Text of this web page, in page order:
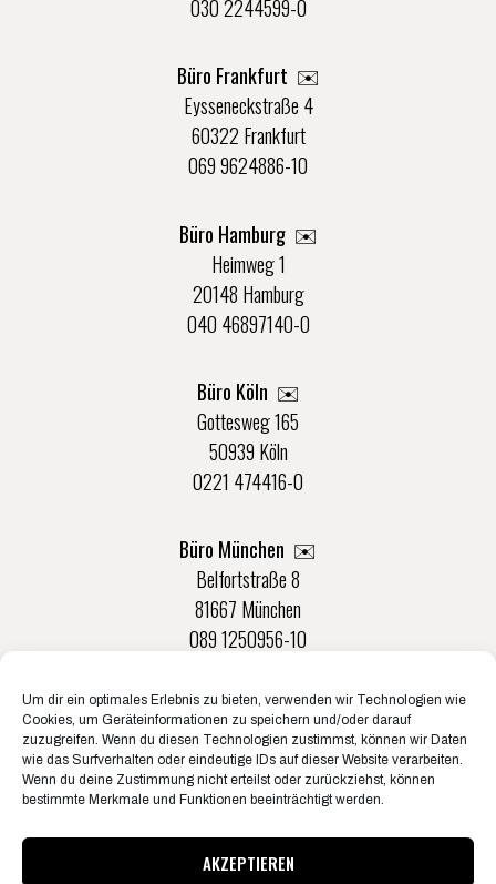
Um dir ein optimales Erlebnis zu bieten, verwenden wir Technologien wie
Cookies, um Geräteinformationen zu speichern und/oder darauf
zuzugreifen. Wenn du diesen Technologien zustimmst, können wir Daten
wie das Surfverhalten oder eindeutige IDs auf dieser Website verarbeiten.
Wenn du deine Zustimmung nicht erteilst oder zurückziehst, können
bestimmte Merkmale und Funktionen beeinträchtigt werden.
AKZEPTIEREN
030 2244599-0
Büro Frankfurt ✉️
Eysseneckstraße 4
60322 Frankfurt
069 9624886-10
Büro Hamburg ✉️
Heimweg 1
20148 Hamburg
040 46897140-0
Büro Köln ✉️
Gottesweg 165
50939 Köln
0221 474416-0
Büro München ✉️
Belfortstraße 8
81667 München
089 1250956-10
Büro Münster ✉️
Rudolf-Von-Langen-Str. 42
48147 Münster
0251 20132-0